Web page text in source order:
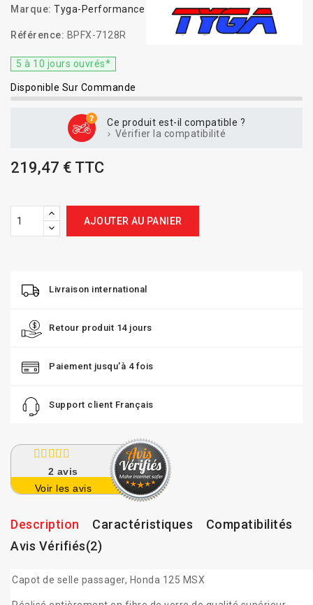
Marque: Tyga-Performance
Référence: BPFX-7128R
5 à 10 jours ouvrés*
Disponible Sur Commande
Ce produit est-il compatible ?
Vérifier la compatibilité
219,47 € TTC
AJOUTER AU PANIER
Livraison international
Retour produit 14 jours
Paiement jusqu'à 4 fois
Support client Français
2 avis
Voir les avis
Description Caractéristiques
Compatibilités
Avis Vérifiés(2)
Capot de selle passager, Honda 125 MSX